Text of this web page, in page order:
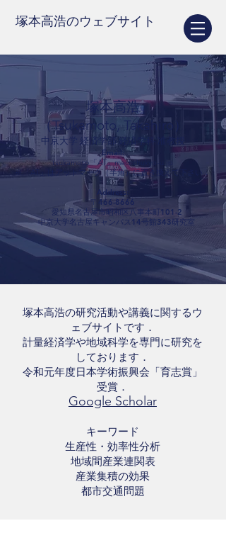
塚本高浩のウェブサイト
塚本高浩
（Tsukamoto, Takahiro）
中京大学 経済学部 経済学科 准教授
Email:
tsukamoto「AT」mecl.chukyo-u.jp
※「AT」はアットマーク（半角）に置き換えて下さい．
Address:
〒466-8666
愛知県名古屋市昭和区八事本町101-2
中京大学名古屋キャンパス14号館343研究室
塚本高浩の研究活動や講義に関するウ
ェブサイトです．
計量経済学や地域科学を専門に研究を
しております．
令和元年度日本学術振興会「育志賞」
受賞．
Google Scholar
キーワード
生産性・効率性分析
地域間産業連関表
​産業集積の効果
​都市交通問題